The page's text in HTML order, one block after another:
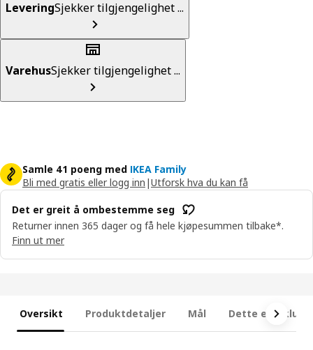
LeveringSjekker tilgjengelighet ...
VarehusSjekker tilgjengelighet ...
Samle 41 poeng med IKEA Family
Bli med gratis eller logg inn |Utforsk hva du kan få
Det er greit å ombestemme seg
Returner innen 365 dager og få hele kjøpesummen tilbake*.
Finn ut mer
Oversikt Produktdetaljer Mål Dette er